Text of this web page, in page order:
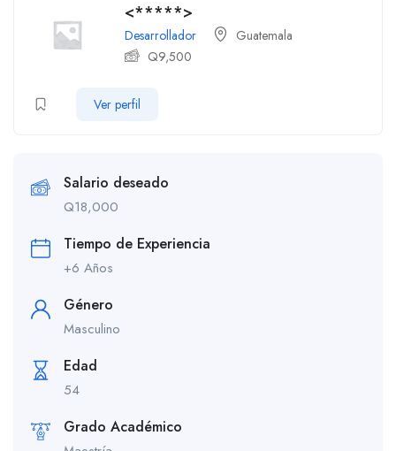
<*****>
Desarrollador
Guatemala
Q9,500
Ver perfil
Salario deseado
Q18,000
Tiempo de Experiencia
+6 Años
Género
Masculino
Edad
54
Grado Académico